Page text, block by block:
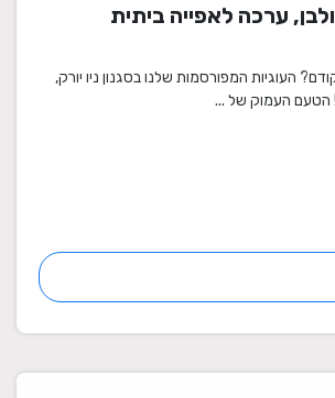
ערכה לאפייה ביתית
העוגיות המפורסמות שלנו בסגנון ניו יורק,
הטעם העמוק של ...